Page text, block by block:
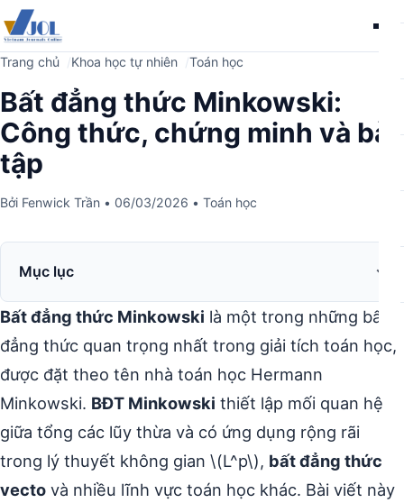
Trang chủ Khoa học tự nhiên Toán học
Bất đẳng thức Minkowski:
Công thức, chứng minh và bài
tập
Bởi Fenwick Trần • 06/03/2026 • Toán học
Mục lục
Bất đẳng thức Minkowski là một trong những bất
đẳng thức quan trọng nhất trong giải tích toán học,
được đặt theo tên nhà toán học Hermann
Minkowski. BĐT Minkowski thiết lập mối quan hệ
giữa tổng các lũy thừa và có ứng dụng rộng rãi
trong lý thuyết không gian \(L^p\), bất đẳng thức
vecto và nhiều lĩnh vực toán học khác. Bài viết này